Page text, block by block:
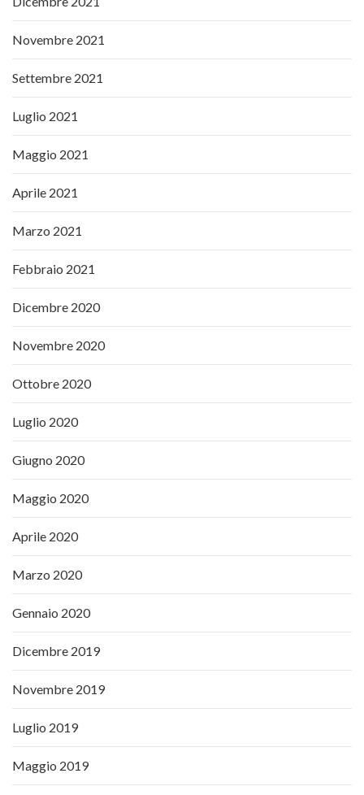
Novembre 2021
Settembre 2021
Luglio 2021
Maggio 2021
Aprile 2021
Marzo 2021
Febbraio 2021
Dicembre 2020
Novembre 2020
Ottobre 2020
Luglio 2020
Giugno 2020
Maggio 2020
Aprile 2020
Marzo 2020
Gennaio 2020
Dicembre 2019
Novembre 2019
Luglio 2019
Maggio 2019